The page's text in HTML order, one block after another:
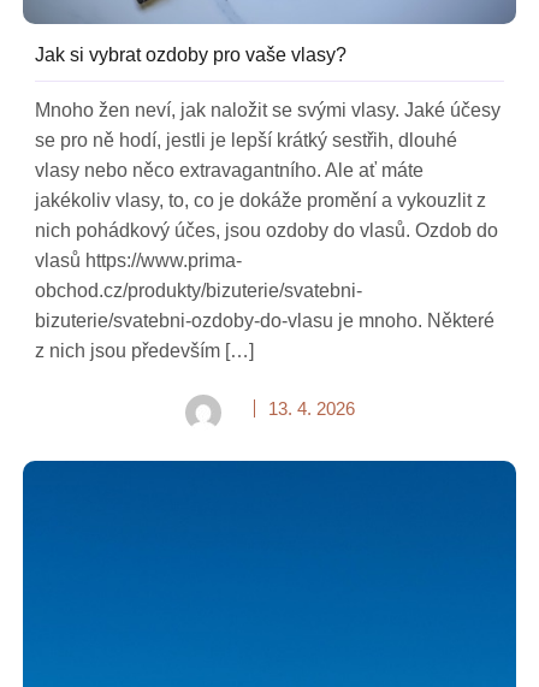
Jak si vybrat ozdoby pro vaše vlasy?
Mnoho žen neví, jak naložit se svými vlasy. Jaké účesy
se pro ně hodí, jestli je lepší krátký sestřih, dlouhé
vlasy nebo něco extravagantního. Ale ať máte
jakékoliv vlasy, to, co je dokáže promění a vykouzlit z
nich pohádkový účes, jsou ozdoby do vlasů. Ozdob do
vlasů https://www.prima-
obchod.cz/produkty/bizuterie/svatebni-
bizuterie/svatebni-ozdoby-do-vlasu je mnoho. Některé
z nich jsou především […]
13. 4. 2026